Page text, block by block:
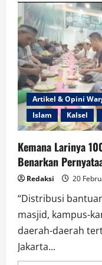
Artikel & Opini
Islam
Kalsel
Kemana Larinya
Benarkan
Redaksi 20
“Distribusi
masjid, kampus-
daerah-daerah
Jakarta...